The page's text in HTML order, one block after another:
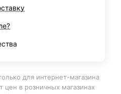
для интернет-магазина
цен в розничных магазинах